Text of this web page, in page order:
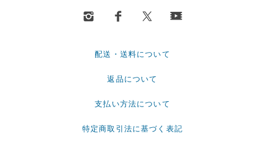
配送・送料について
返品について
支払い方法について
特定商取引法に基づく表記